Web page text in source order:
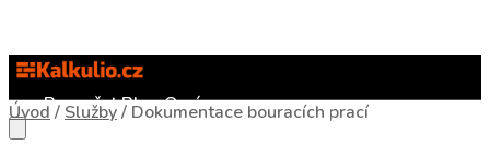
RozpočetBlogO nás
Úvod / Služby/ Dokumentace bouracích prací